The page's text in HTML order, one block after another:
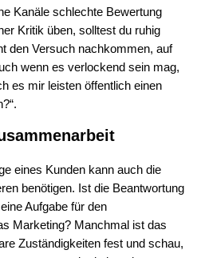
Kanäle schlechte Bewertung
Kritik üben, solltest du ruhig
den Versuch nachkommen, auf
wenn es verlockend sein mag,
es mir leisten öffentlich einen
eines Kunden kann auch die
benötigen. Ist die Beantwortung
Aufgabe für den
Marketing? Manchmal ist das
Zuständigkeiten fest und schau,